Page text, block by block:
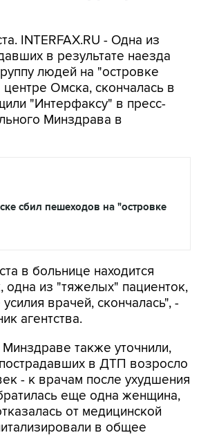
INTERFAX.RU - Одна из
людей на "островке
Омска, скончалась в
"Интерфаксу" в пресс-
Минздрава в
сбил пешеходов на "островке
в больнице находится
врачей, скончалась", -
агентства.
также уточнили,
- к врачам после ухудшения
еще одна женщина,
от медицинской
в общее